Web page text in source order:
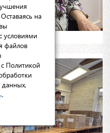
на
условиями
файлов
Политикой
данных,
.